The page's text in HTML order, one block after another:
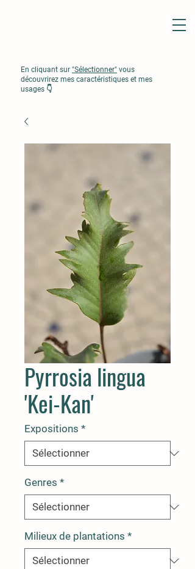
En cliquant sur "Sélectionner" vous
découvrirez mes caractéristiques et mes
usages 👇
Pyrrosia lingua
'Kei-Kan'
Expositions *
Genres *
Milieux de plantations *